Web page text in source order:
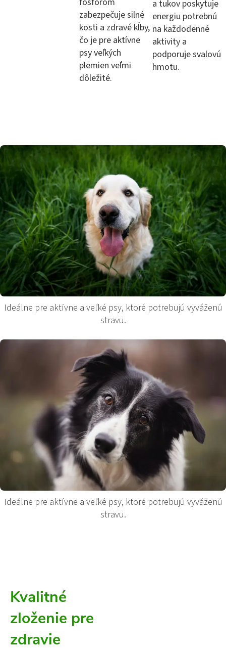
zabezpečuje silné
kosti a zdravé kĺby,
čo je pre aktívne
psy veľkých
plemien veľmi
dôležité.
a tukov poskytuje
energiu potrebnú
na každodenné
aktivity a
podporuje svalovú
hmotu.
Ideálne pre aktívne a veľké psy, ktoré potrebujú vyváženú
stravu.
Ideálne pre aktívne a veľké psy, ktoré potrebujú vyváženú
stravu.
Kvalitné
zloženie pre
zdravie